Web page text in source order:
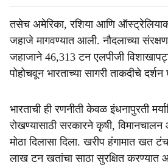
तसेच अमेरिका, रशिया आणि
जहाजे मागवण्यात आली. नौदलाच्या
जहाजाने 46,313 टन एलपीजी
पोहोचवून भारताच्या सागरी ताकदीचे
भारताची ही रणनीती केवळ इंधनापुरती
रोखण्यासाठी सरकारने कृषी, विमानचालन
मोठा दिलासा दिला. खरीप हंगामात खत
लाख टन खतांचा साठा सुरक्षित करण्यात